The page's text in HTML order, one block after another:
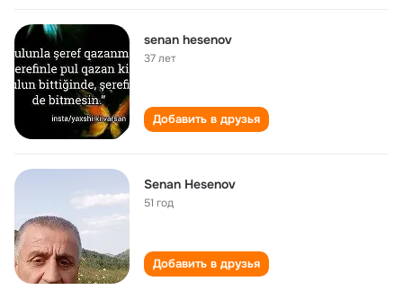
senan hesenov
37 лет
Добавить в друзья
Senan Hesenov
51 год
Добавить в друзья